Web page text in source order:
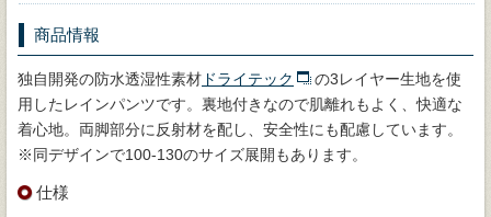
商品情報
独自開発の防水透湿性素材 ドライテック
の3レイヤー生地を使
用したレインパンツです。裏地付きなので肌離れもよく、快適な
着心地。両脚部分に反射材を配し、安全性にも配慮しています。
※同デザインで100-130のサイズ展開もあります。
仕様